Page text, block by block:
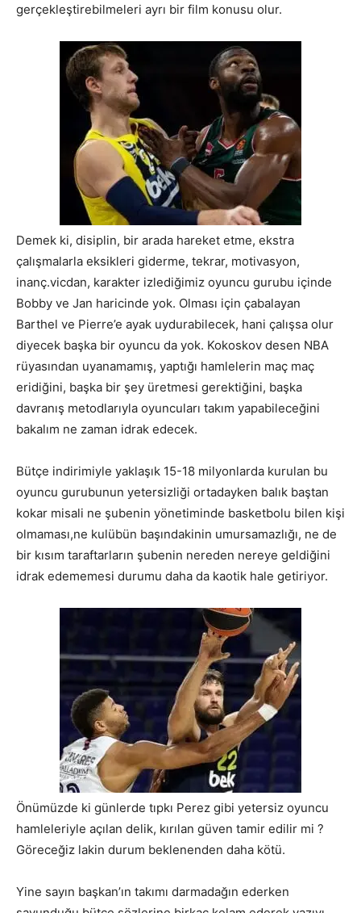
gerçekleştirebilmeleri ayrı bir film konusu olur.
Demek ki, disiplin, bir arada hareket etme, ekstra
çalışmalarla eksikleri giderme, tekrar, motivasyon,
inanç.vicdan, karakter izlediğimiz oyuncu gurubu içinde
Bobby ve Jan haricinde yok. Olması için çabalayan
Barthel ve Pierre’e ayak uydurabilecek, hani çalışsa olur
diyecek başka bir oyuncu da yok. Kokoskov desen NBA
rüyasından uyanamamış, yaptığı hamlelerin maç maç
eridiğini, başka bir şey üretmesi gerektiğini, başka
davranış metodlarıyla oyuncuları takım yapabileceğini
bakalım ne zaman idrak edecek.
Bütçe indirimiyle yaklaşık 15-18 milyonlarda kurulan bu
oyuncu gurubunun yetersizliği ortadayken balık baştan
kokar misali ne şubenin yönetiminde basketbolu bilen kişi
olmaması,ne kulübün başındakinin umursamazlığı, ne de
bir kısım taraftarların şubenin nereden nereye geldiğini
idrak edememesi durumu daha da kaotik hale getiriyor.
Önümüzde ki günlerde tıpkı Perez gibi yetersiz oyuncu
hamleleriyle açılan delik, kırılan güven tamir edilir mi ?
Göreceğiz lakin durum beklenenden daha kötü.
Yine sayın başkan’ın takımı darmadağın ederken